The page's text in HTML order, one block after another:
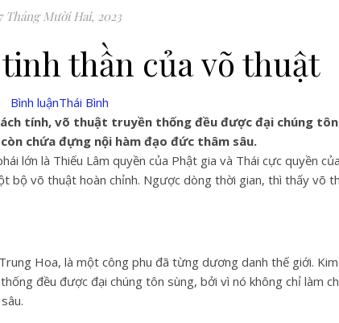
7 Tháng Mười Hai, 2023
thần của võ thuật
Bình luậnThái Bình
tính, võ thuật truyền thống đều được đại chúng
chứa đựng nội hàm đạo đức thâm sâu.
lớn là Thiếu Lâm quyền của Phật gia và Thái cực quyền
bộ võ thuật hoàn chỉnh. Ngược dòng thời gian, thì thấy võ
Hoa, là một công phu đã từng dương danh thế giới.
đều được đại chúng tôn sùng, bởi vì nó không chỉ làm